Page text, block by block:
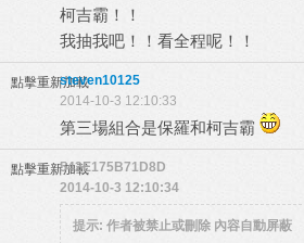
柯吉霸！！
我抽我吧！！看全程呢！！
點擊重新加載steven10125
2014-10-3 12:10:33
第三場組合是保羅和柯吉霸
點擊重新加載542E175B71D8D
2014-10-3 12:10:34
提示: 作者被禁止或刪除 內容自動屏蔽